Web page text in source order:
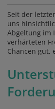
Seit der
uns
Abgeltung im
verhärteten
Chancen gut,